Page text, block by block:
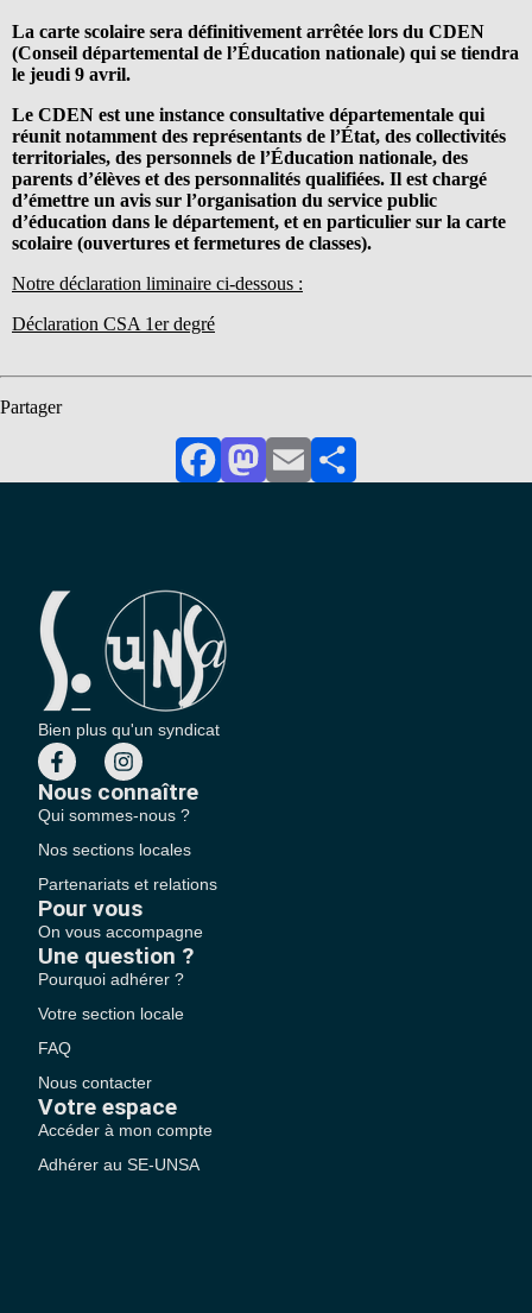
La carte scolaire sera définitivement arrêtée lors du CDEN
(Conseil départemental de l’Éducation nationale) qui se tiendra
le jeudi 9 avril.
Le CDEN est une instance consultative départementale qui
réunit notamment des représentants de l’État, des collectivités
territoriales, des personnels de l’Éducation nationale, des
parents d’élèves et des personnalités qualifiées. Il est chargé
d’émettre un avis sur l’organisation du service public
d’éducation dans le département, et en particulier sur la carte
scolaire (ouvertures et fermetures de classes).
Notre déclaration liminaire ci-dessous :
Déclaration CSA 1er degré
Partager
FacebookMastodon
EmailPartager
Bien plus qu'un syndicat
Nous connaître
Qui sommes-nous ?
Nos sections locales
Partenariats et relations
Pour vous
On vous accompagne
Une question ?
Pourquoi adhérer ?
Votre section locale
FAQ
Nous contacter
Votre espace
Accéder à mon compte
Adhérer au SE-UNSA